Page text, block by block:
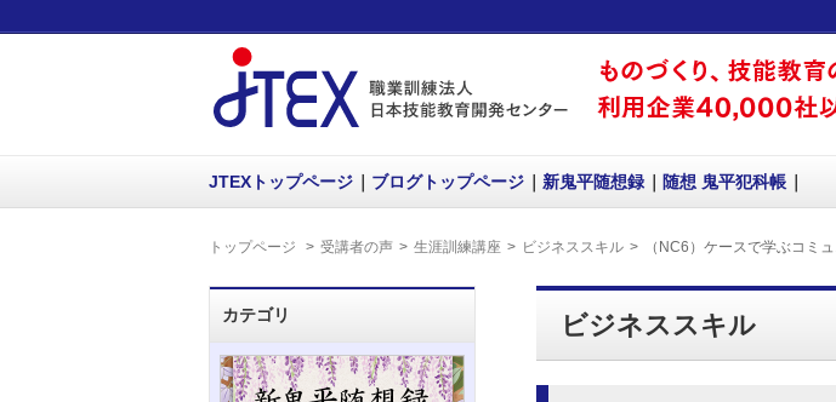
JTEXトップページ ブログトップページ 新鬼平随想録 随想 鬼平犯科帳
トップページ 受講者の声 生涯訓練講座 ビジネススキル （NC6）ケースで学ぶコミ
ビジネススキル
カテゴリ